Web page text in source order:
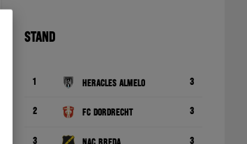
STAND
1 Heracles Almelo 3
2 FC Dordrecht 3
3 3